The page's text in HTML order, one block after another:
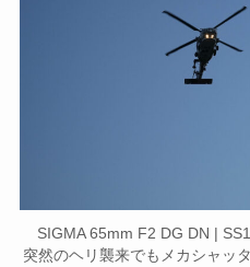
SIGMA 65mm F2 DG DN |
突然のヘリ襲来でもメカシャッ